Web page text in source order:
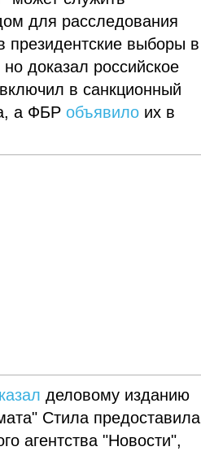
для расследования
президентские выборы в
доказал российское
в санкционный
а ФБРобъявило их в
деловому изданию
Стила предоставила
агентства "Новости",